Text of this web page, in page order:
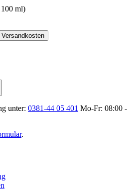
ml)
unter: 0381-44 05 401 Mo-Fr: 08:00 -
.